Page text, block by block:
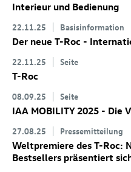
Interieur und Bedienung
22.11.25 Basisinformation
Der neue T-Roc -
22.11.25 Seite
T-Roc
08.09.25 Seite
IAA MOBILITY 2025 - Die
27.08.25 Pressemitteilung
Weltpremiere des T-Roc:
Bestsellers präsentiert